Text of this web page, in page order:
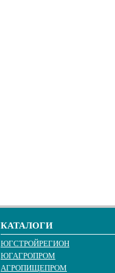
КАТАЛОГИ
ЮГСТРОЙРЕГИОН
ЮГАГРОПРОМ
АГРОПИЩЕПРОМ